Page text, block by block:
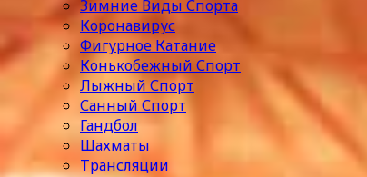
Зимние Виды Спорта
Коронавирус
Фигурное Катание
Конькобежный Спорт
Лыжный Спорт
Санный Спорт
Гандбол
Шахматы
Трансляции